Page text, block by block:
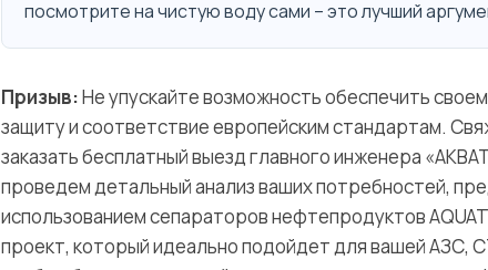
посмотрите на чистую воду сами – это лучший
Призыв:Не упускайте возможность обеспечить
защиту и соответствие европейским стандартам.
заказать бесплатный выезд главного инженера
проведем детальный анализ ваших потребностей,
использованием сепараторов нефтепродуктов
проект, который идеально подойдет для вашей АЗС,